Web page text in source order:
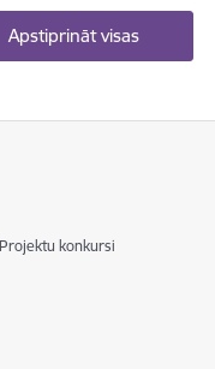
Apstiprināt visas
Projektu konkursi